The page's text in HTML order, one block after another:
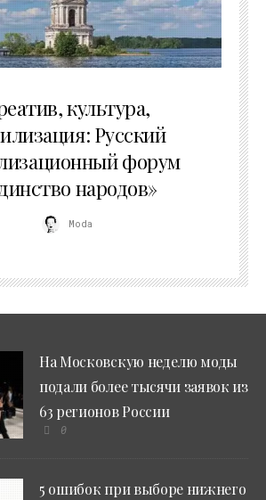
культура,
Русский
форум
народов»
Moda
На Московскую неделю моды
подали более тысячи заявок из
63 регионов России
0
5 ошибок при выборе нижнего